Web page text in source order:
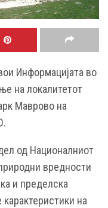
Информацијата во
на локалитетот
Маврово на
од Националниот
вредности
и пределска
на